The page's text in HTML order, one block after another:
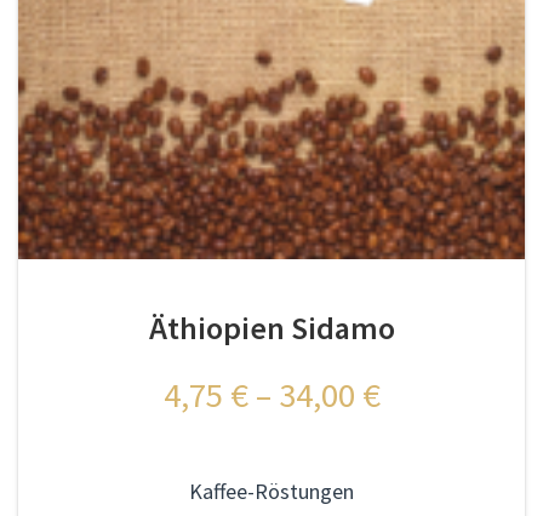
Äthiopien Sidamo
4,75 €– 34,00 €
Kaffee-Röstungen